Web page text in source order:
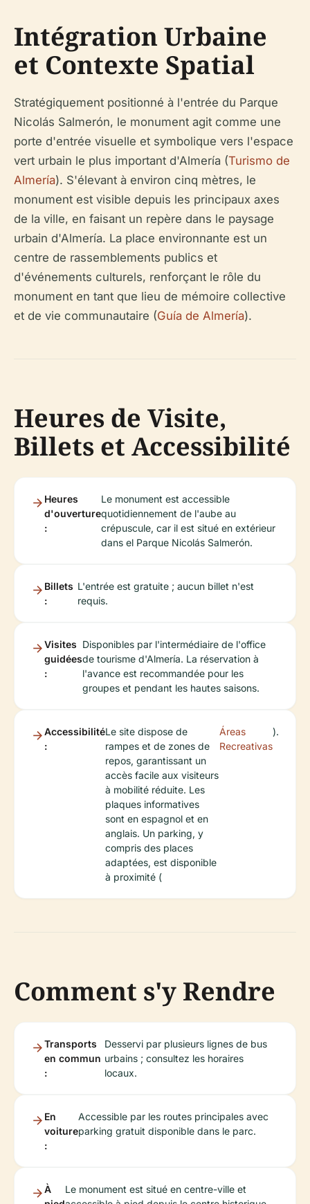
Intégration Urbaine
et Contexte Spatial
Stratégiquement positionné à l'entrée du Parque
Nicolás Salmerón, le monument agit comme une
porte d'entrée visuelle et symbolique vers l'espace
vert urbain le plus important d'Almería (Turismo de
Almería). S'élevant à environ cinq mètres, le
monument est visible depuis les principaux axes
de la ville, en faisant un repère dans le paysage
urbain d'Almería. La place environnante est un
centre de rassemblements publics et
d'événements culturels, renforçant le rôle du
monument en tant que lieu de mémoire collective
et de vie communautaire (Guía de Almería).
Heures de Visite,
Billets et Accessibilité
Heures
d'ouverture
:
Le monument est accessible
quotidiennement de l'aube au
crépuscule, car il est situé en extérieur
dans el Parque Nicolás Salmerón.
Billets
:
L'entrée est gratuite ; aucun billet n'est
requis.
Visites
guidées
:
Disponibles par l'intermédiaire de l'office
de tourisme d'Almería. La réservation à
l'avance est recommandée pour les
groupes et pendant les hautes saisons.
Accessibilité
:
Le site dispose de
rampes et de zones de
repos, garantissant un
accès facile aux visiteurs
à mobilité réduite. Les
plaques informatives
sont en espagnol et en
anglais. Un parking, y
compris des places
adaptées, est disponible
à proximité (
Áreas
Recreativas
).
Comment s'y Rendre
Transports
en commun
:
Desservi par plusieurs lignes de bus
urbains ; consultez les horaires
locaux.
En
voiture
:
Accessible par les routes principales avec
parking gratuit disponible dans le parc.
À
Le monument est situé en centre-ville et